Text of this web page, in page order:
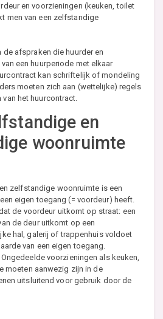
en voorzieningen (keuken, toilet
men van een zelfstandige
de afspraken die huurder en
een huurperiode met elkaar
kan schriftelijk of mondeling
moeten zich aan (wettelijke) regels
het huurcontract.
en
woonruimte
zelfstandige woonruimte is een
eigen toegang (= voordeur) heeft.
de voordeur uitkomt op straat: een
de deur uitkomt op een
hal, galerij of trappenhuis voldoet
van een eigen toegang.
voorzieningen als keuken,
moeten aanwezig zijn in de
uitsluitend voor gebruik door de